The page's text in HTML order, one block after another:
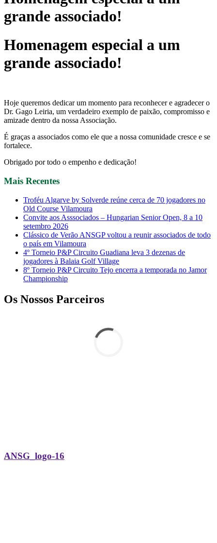
grande associado!
Homenagem especial a um
grande associado!
Hoje queremos dedicar um momento para reconhecer e agradecer o
Dr. Gago Leiria, um verdadeiro exemplo de paixão, compromisso e
amizade dentro da nossa Associação.
É graças a associados como ele que a nossa comunidade cresce e se
fortalece.
Obrigado por todo o empenho e dedicação!
Mais Recentes
Troféu Algarve by Solverde reúne cerca de 70 jogadores no
Old Course Vilamoura
Convite aos Asssociados – Hungarian Senior Open, 8 a 10
setembro 2026
Clássico de Verão ANSGP voltou a reunir associados de todo
o país em Vilamoura
4º Torneio P&P Circuito Guadiana leva 3 dezenas de
jogadores à Balaia Golf Village
8º Torneio P&P Circuito Tejo encerra a temporada no Jamor
Championship
Os Nossos Parceiros
ANSG_logo-16